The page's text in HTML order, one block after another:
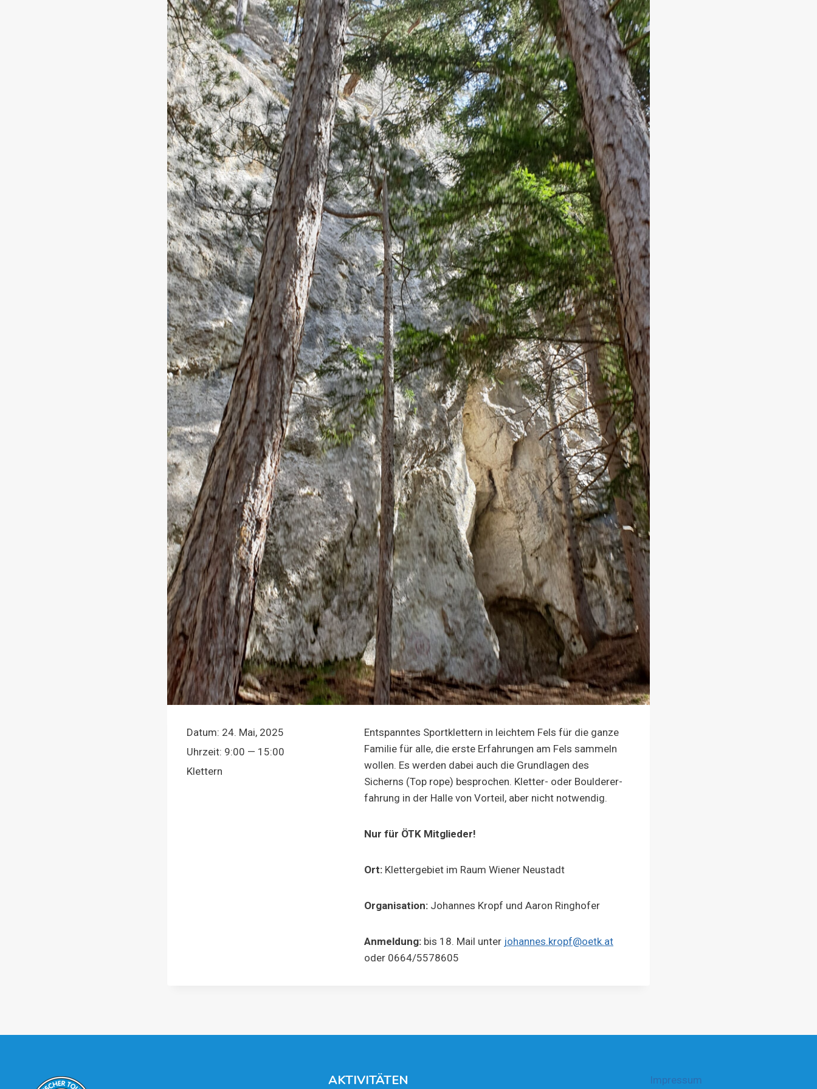
Datum: 24. Mai, 2025
Uhr­zeit: 9:00 — 15:00
Klet­tern
Ent­spann­tes Sport­klet­tern in leich­tem Fels für die gan­ze
Fami­lie für alle, die ers­te Erfah­run­gen am Fels sam­meln
wol­len. Es wer­den dabei auch die Grund­la­gen des
Sicherns (Top rope) bespro­chen. Klet­ter- oder Bould­er­er­
fah­rung in der Hal­le von Vor­teil, aber nicht not­wen­dig.
Nur für ÖTK Mit­glie­der!
Ort: Klet­ter­ge­biet im Raum Wie­ner Neu­stadt
Orga­ni­sa­ti­on: Johan­nes Kropf und Aaron Ring­ho­fer
Anmel­dung: bis 18. Mail unter johannes.kropf@oetk.at
oder 0664/5578605
AKTI­VI­TÄ­TEN Impres­sum